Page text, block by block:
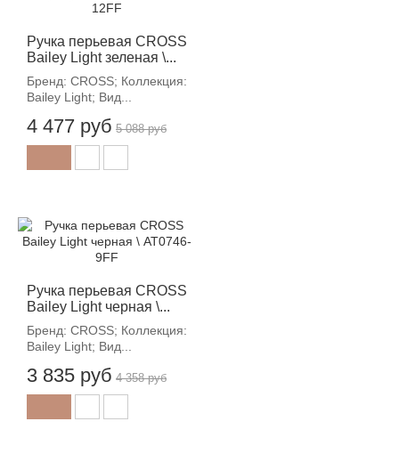
Ручка перьевая CROSS
Bailey Light зеленая \...
Бренд: CROSS; Коллекция:
Bailey Light; Вид...
4 477 руб 5 088 руб
Ручка перьевая CROSS
Bailey Light черная \...
Бренд: CROSS; Коллекция:
Bailey Light; Вид...
3 835 руб
-12%
4 358 руб